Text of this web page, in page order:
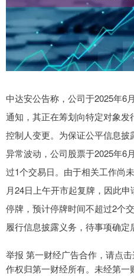
中达安公告称，公司于2025年6
通知，其正在筹划向特定对象
控制人变更。为保证公平信息
异常波动，公司股票于2025年6
过1个交易日。由于相关工作尚
月24日上午开市起复牌，因此
停牌，预计停牌时间不超过2个
履行信息披露义务，待事项确定
举报 第一财经广告合作，请点
作权归第一财经所有。未经第